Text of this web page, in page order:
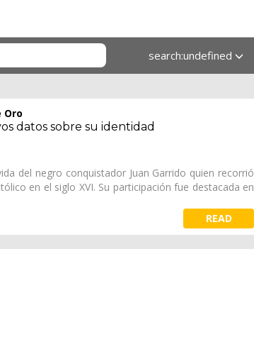
search:undefined
Oro
datos sobre su identidad
del negro conquistador Juan Garrido quien recorrió
en el siglo XVI. Su participación fue destacada en
READ